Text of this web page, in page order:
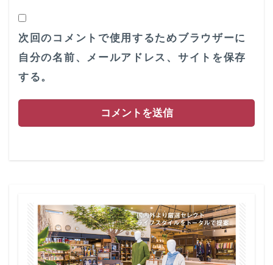
次回のコメントで使用するためブラウザーに
自分の名前、メールアドレス、サイトを保存
する。